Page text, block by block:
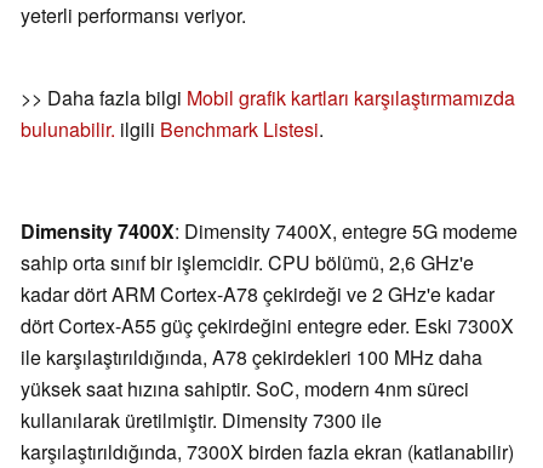
yeterli performansı veriyor.
>> Daha fazla bilgi Mobil grafik kartları karşılaştırmamızda
bulunabilir. ilgili Benchmark Listesi.
Dimensity 7400X: Dimensity 7400X, entegre 5G modeme
sahip orta sınıf bir işlemcidir. CPU bölümü, 2,6 GHz'e
kadar dört ARM Cortex-A78 çekirdeği ve 2 GHz'e kadar
dört Cortex-A55 güç çekirdeğini entegre eder. Eski 7300X
ile karşılaştırıldığında, A78 çekirdekleri 100 MHz daha
yüksek saat hızına sahiptir. SoC, modern 4nm süreci
kullanılarak üretilmiştir. Dimensity 7300 ile
karşılaştırıldığında, 7300X birden fazla ekran (katlanabilir)